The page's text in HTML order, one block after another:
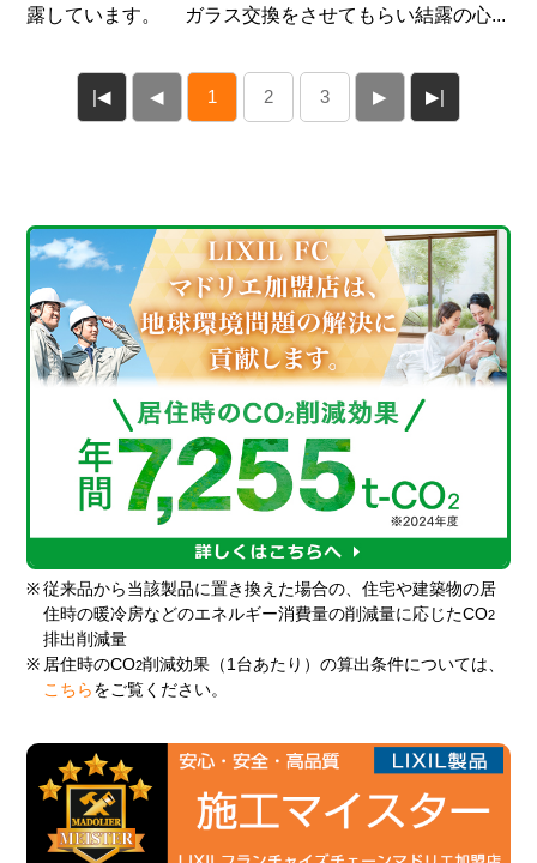
露しています。 ガラス交換をさせてもらい結露の心...
|◀ ◀ 1 2 3 ▶ ▶|
※ 従来品から当該製品に置き換えた場合の、住宅や建築物の居
住時の暖冷房などのエネルギー消費量の削減量に応じたCO2
排出削減量
※ 居住時のCO2削減効果（1台あたり）の算出条件については、
こちら をご覧ください。